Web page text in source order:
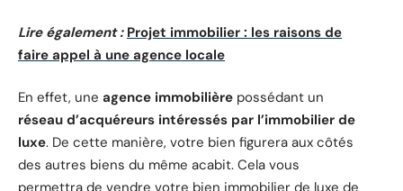
Lire également : Projet immobilier : les raisons de
faire appel à une agence locale
En effet, une agence immobilière possédant un
réseau d’acquéreurs intéressés par l’immobilier de
luxe. De cette manière, votre bien figurera aux côtés
des autres biens du même acabit. Cela vous